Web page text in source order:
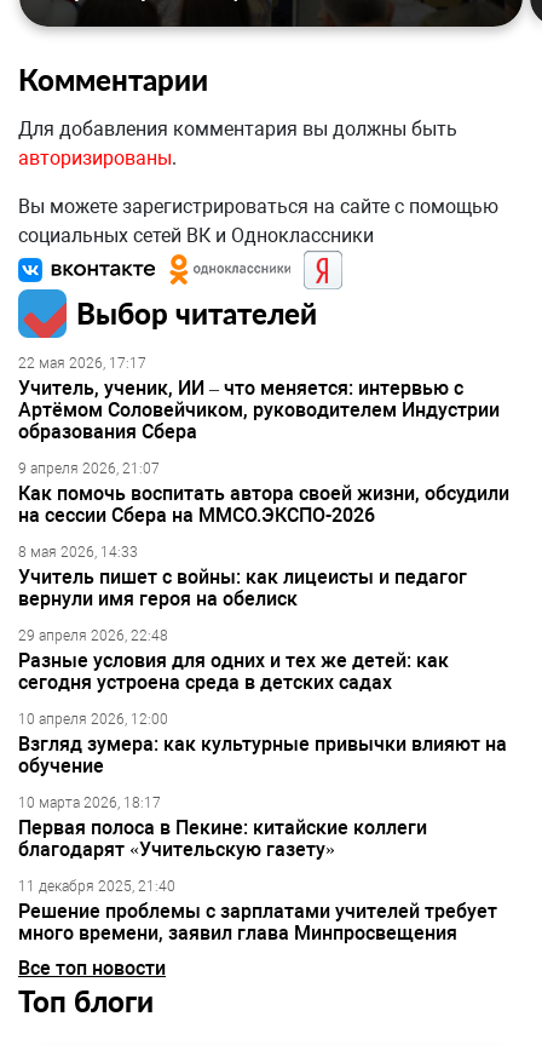
Комментарии
Для добавления комментария вы должны быть
авторизированы.
Вы можете зарегистрироваться на сайте с помощью
социальных сетей ВК и Одноклассники
Выбор читателей
22 мая 2026, 17:17
Учитель, ученик, ИИ – что меняется: интервью с
Артёмом Соловейчиком, руководителем Индустрии
образования Сбера
9 апреля 2026, 21:07
Как помочь воспитать автора своей жизни, обсудили
на сессии Сбера на ММСО.ЭКСПО-2026
8 мая 2026, 14:33
Учитель пишет с войны: как лицеисты и педагог
вернули имя героя на обелиск
29 апреля 2026, 22:48
Разные условия для одних и тех же детей: как
сегодня устроена среда в детских садах
10 апреля 2026, 12:00
Взгляд зумера: как культурные привычки влияют на
обучение
10 марта 2026, 18:17
Первая полоса в Пекине: китайские коллеги
благодарят «Учительскую газету»
11 декабря 2025, 21:40
Решение проблемы с зарплатами учителей требует
много времени, заявил глава Минпросвещения
Все топ новости
Топ блоги